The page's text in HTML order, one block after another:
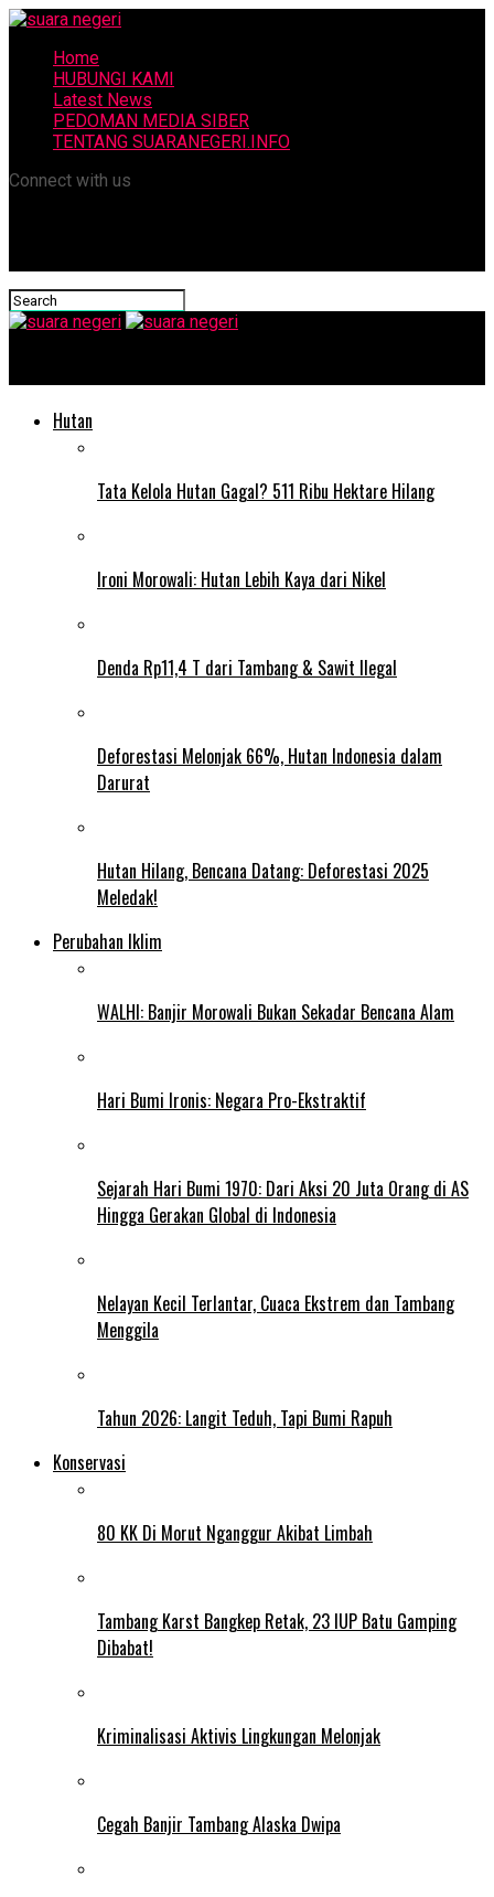
Home
HUBUNGI KAMI
Latest News
PEDOMAN MEDIA SIBER
TENTANG SUARANEGERI.INFO
Connect with us
Hutan
Tata Kelola Hutan Gagal? 511 Ribu Hektare Hilang
Ironi Morowali: Hutan Lebih Kaya dari Nikel
Denda Rp11,4 T dari Tambang & Sawit Ilegal
Deforestasi Melonjak 66%, Hutan Indonesia dalam
Darurat
Hutan Hilang, Bencana Datang: Deforestasi 2025
Meledak!
Perubahan Iklim
WALHI: Banjir Morowali Bukan Sekadar Bencana Alam
Hari Bumi Ironis: Negara Pro-Ekstraktif
Sejarah Hari Bumi 1970: Dari Aksi 20 Juta Orang di AS
Hingga Gerakan Global di Indonesia
Nelayan Kecil Terlantar, Cuaca Ekstrem dan Tambang
Menggila
Tahun 2026: Langit Teduh, Tapi Bumi Rapuh
Konservasi
80 KK Di Morut Nganggur Akibat Limbah
Tambang Karst Bangkep Retak, 23 IUP Batu Gamping
Dibabat!
Kriminalisasi Aktivis Lingkungan Melonjak
Cegah Banjir Tambang Alaska Dwipa